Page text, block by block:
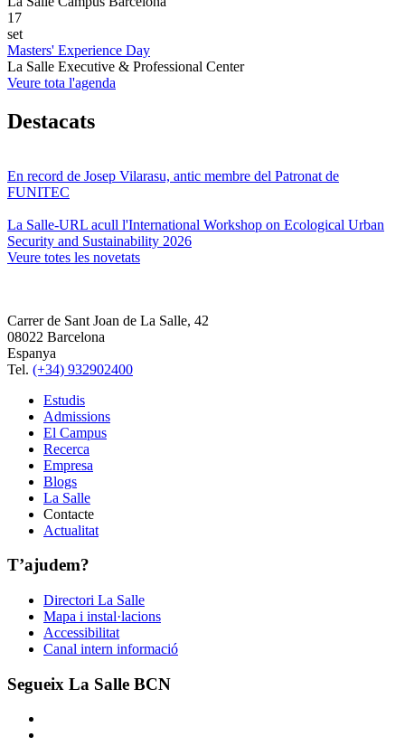
17
set
Masters' Experience Day
La Salle Executive & Professional Center
Veure tota l'agenda
Destacats
En record de Josep Vilarasu, antic membre del Patronat de
FUNITEC
La Salle-URL acull l'International Workshop on Ecological Urban
Security and Sustainability 2026
Veure totes les novetats
Carrer de Sant Joan de La Salle, 42
08022 Barcelona
Espanya
Tel. (+34) 932902400
Estudis
Admissions
El Campus
Recerca
Empresa
Blogs
La Salle
Contacte
Actualitat
T’ajudem?
Directori La Salle
Mapa i instal·lacions
Accessibilitat
Canal intern informació
Segueix La Salle BCN